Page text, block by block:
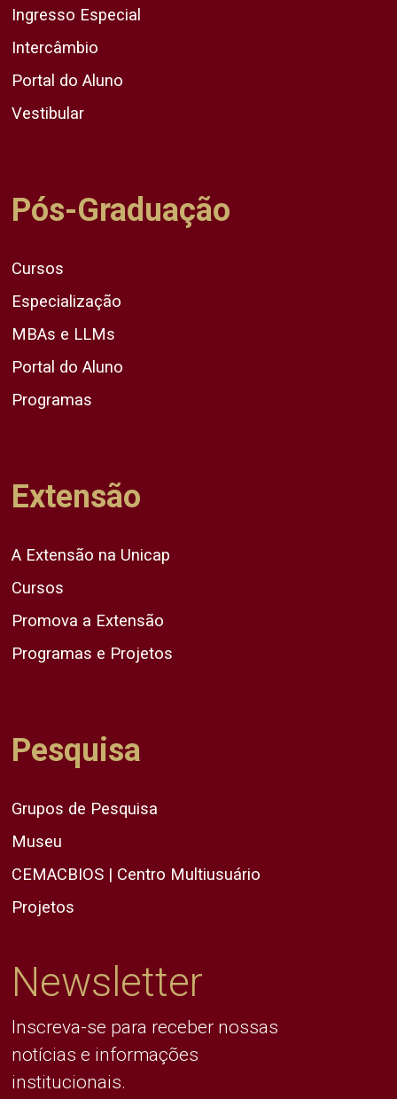
Ingresso Especial
Intercâmbio
Portal do Aluno
Vestibular
Pós-Graduação
Cursos
Especialização
MBAs e LLMs
Portal do Aluno
Programas
Extensão
A Extensão na Unicap
Cursos
Promova a Extensão
Programas e Projetos
Pesquisa
Grupos de Pesquisa
Museu
CEMACBIOS | Centro Multiusuário
Projetos
Newsletter
Inscreva-se para receber nossas
notícias e informações
institucionais.